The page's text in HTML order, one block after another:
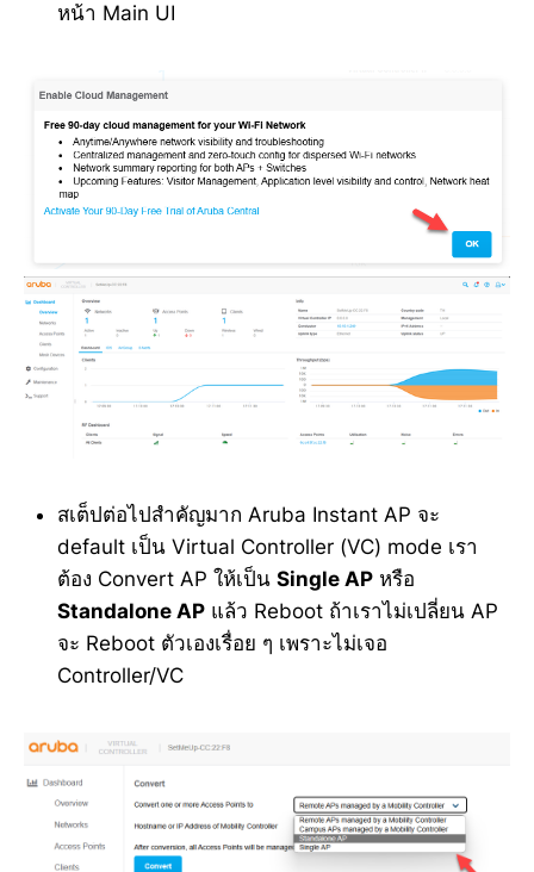
หน้า Main UI
สเต็ปต่อไปสำคัญมาก Aruba Instant AP จะ
default เป็น Virtual Controller (VC) mode เรา
ต้อง Convert AP ให้เป็น Single AP หรือ
Standalone AP แล้ว Reboot ถ้าเราไม่เปลี่ยน AP
จะ Reboot ตัวเองเรื่อย ๆ เพราะไม่เจอ
Controller/VC